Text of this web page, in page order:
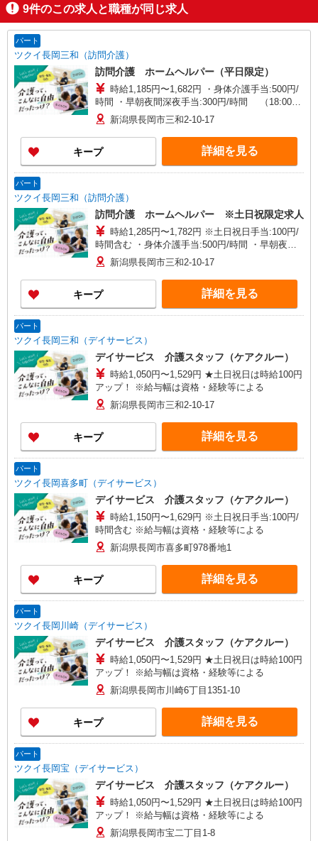
掲載期間終了
9件のこの求人と職種が同じ求人
パート
ツクイ長岡三和（訪問介護）
訪問介護 ホームヘルパー（平日限定）
時給1,185円〜1,682円 ・身体介護手当:500円/
時間 ・早朝夜間深夜手当:300円/時間 （18:00〜
翌07:59の時間帯） ・ICT手当:2,000円/月 ・深夜
割増は別途支給 ・ケア→ケアの移動時間も賃金
（時給）を支給 ※特定事業所加算手当:60円/時間
含む ※給与幅は資格・経験等による
新潟県長岡市三和2-10-17
キープ 詳細を見る
パート
ツクイ長岡三和（訪問介護）
訪問介護 ホームヘルパー ※土日祝限定求人
時給1,285円〜1,782円 ※土日祝日手当:100円/
時間含む ・身体介護手当:500円/時間 ・早朝夜間
深夜手当:300円/時間 （18:00〜翌07:59の時間帯）
・ICT手当:2,000円/月 ・深夜割増は別途支給 ・ケ
ア→ケアの移動時間も賃金（時給）を支給 ※特定
事業所加算手当:60円/時間含む ※給与幅は資格・
経験等による
新潟県長岡市三和2-10-17
キープ 詳細を見る
パート
ツクイ長岡三和（デイサービス）
デイサービス 介護スタッフ（ケアクルー）
時給1,050円〜1,529円 ★土日祝日は時給100円
アップ！ ※給与幅は資格・経験等による
新潟県長岡市三和2-10-17
キープ 詳細を見る
パート
ツクイ長岡喜多町（デイサービス）
デイサービス 介護スタッフ（ケアクルー）
時給1,150円〜1,629円 ※土日祝日手当:100円/
時間含む ※給与幅は資格・経験等による
新潟県長岡市喜多町978番地1
キープ 詳細を見る
パート
ツクイ長岡川崎（デイサービス）
デイサービス 介護スタッフ（ケアクルー）
時給1,050円〜1,529円 ★土日祝日は時給100円
アップ！ ※給与幅は資格・経験等による
新潟県長岡市川崎6丁目1351-10
キープ 詳細を見る
パート
ツクイ長岡宝（デイサービス）
デイサービス 介護スタッフ（ケアクルー）
時給1,050円〜1,529円 ★土日祝日は時給100円
アップ！ ※給与幅は資格・経験等による
新潟県長岡市宝二丁目1-8